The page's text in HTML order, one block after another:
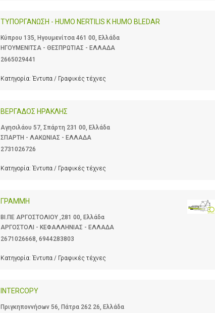
ΤΥΠΟΡΓΑΝΩΣΗ - HUMO NERTILIS K HUMO BLEDAR
Κύπρου 135, Ηγουμενίτσα 461 00, Ελλάδα
ΗΓΟΥΜΕΝΙΤΣΑ - ΘΕΣΠΡΩΤΙΑΣ - ΕΛΛΑΔΑ
2665029441
Κατηγορία: Έντυπα / Γραφικές τέχνες
ΒΕΡΓΑΔΟΣ ΗΡΑΚΛΗΣ
Αγησιλάου 57, Σπάρτη 231 00, Ελλάδα
ΣΠΑΡΤΗ - ΛΑΚΩΝΙΑΣ - ΕΛΛΑΔΑ
2731026726
Κατηγορία: Έντυπα / Γραφικές τέχνες
ΓΡΑΜΜΗ
ΒΙ.ΠΕ ΑΡΓΟΣΤΟΛΙΟΥ ,281 00, Ελλάδα
ΑΡΓΟΣΤΟΛΙ - ΚΕΦΑΛΛΗΝΙΑΣ - ΕΛΛΑΔΑ
2671026668, 6944283803
Κατηγορία: Έντυπα / Γραφικές τέχνες
INTERCOPY
Πριγκηποννήσων 56, Πάτρα 262 26, Ελλάδα